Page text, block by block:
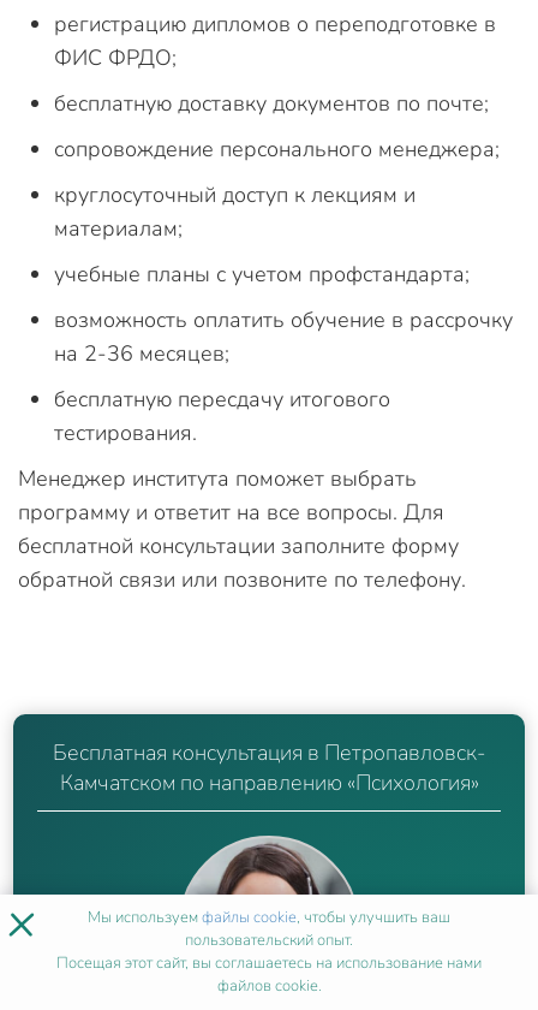
регистрацию дипломов о переподготовке в
ФИС ФРДО;
бесплатную доставку документов по почте;
сопровождение персонального менеджера;
круглосуточный доступ к лекциям и
материалам;
учебные планы с учетом профстандарта;
возможность оплатить обучение в рассрочку
на 2-36 месяцев;
бесплатную пересдачу итогового
тестирования.
Менеджер института поможет выбрать
программу и ответит на все вопросы. Для
бесплатной консультации заполните форму
обратной связи или позвоните по телефону.
Бесплатная консультация в Петропавловск-
Камчатском по направлению «Психология»
× Мы используемфайлы cookie, чтобы улучшить ваш
пользовательский опыт.
Посещая этот сайт, вы соглашаетесь на использование нами
файлов cookie.